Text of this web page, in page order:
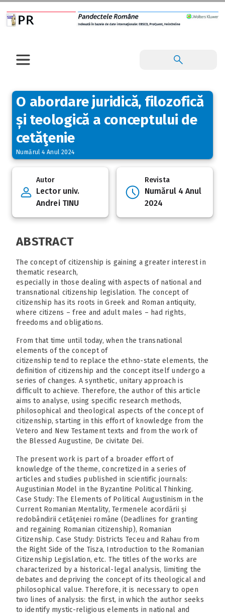
O abordare juridică, filozofică
și teologică a conceptului de
cetăţenie
Numărul 4 Anul 2024
Autor
Lector univ.
Andrei TINU
Revista
Numărul 4 Anul
2024
ABSTRACT
The concept of citizenship is gaining a greater interest in
thematic research,
especially in those dealing with aspects of national and
transnational citizenship legislation. The concept of
citizenship has its roots in Greek and Roman antiquity,
where citizens – free and adult males – had rights,
freedoms and obligations.
From that time until today, when the transnational
elements of the concept of
citizenship tend to replace the ethno-state elements, the
definition of citizenship and the concept itself undergo a
series of changes. A synthetic, unitary approach is
difficult to achieve. Therefore, the author of this article
aims to analyse, using specific research methods,
philosophical and theological aspects of the concept of
citizenship, starting in this effort of knowledge from the
Vetero and New Testament texts and from the work of
the Blessed Augustine, De civitate Dei.
The present work is part of a broader effort of
knowledge of the theme, concretized in a series of
articles and studies published in scientific journals:
Augustinian Model in the Byzantine Political Thinking.
Case Study: The Elements of Political Augustinism in the
Current Romanian Mentality, Termenele acordării și
redobândirii cetăţeniei române (Deadlines for granting
and regaining Romanian citizenship), Romanian
Citizenship. Case Study: Districts Teceu and Rahau from
the Right Side of the Tisza, Introduction to the Romanian
Citizenship Legislation, etc. The titles of the works are
characterized by a historical-legal analysis, limiting the
debates and depriving the concept of its theological and
philosophical value. Therefore, it is necessary to open
two lines of analysis: the first, in which the author seeks
to identify mystic-religious elements in national and